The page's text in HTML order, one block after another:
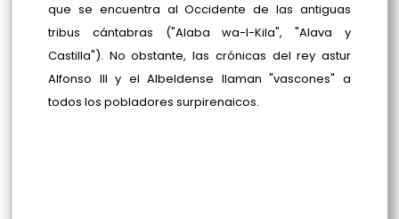
que se encuentra al Occidente de las antiguas
tribus cántabras ("Alaba wa-l-Kila", "Alava y
Castilla"). No obstante, las crónicas del rey astur
Alfonso III y el Albeldense llaman "vascones" a
todos los pobladores surpirenaicos.